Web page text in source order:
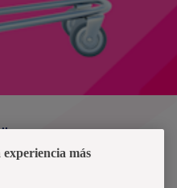
experiencia más